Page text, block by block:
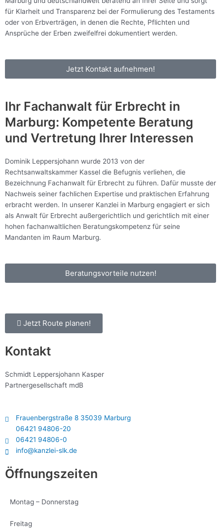
für Klarheit und Transparenz bei der Formulierung des Testaments
oder von Erbverträgen, in denen die Rechte, Pflichten und
Ansprüche der Erben zweifelfrei dokumentiert werden.
Jetzt Kontakt aufnehmen!
Ihr Fachanwalt für Erbrecht in
Marburg: Kompetente Beratung
und Vertretung Ihrer Interessen
Dominik Leppersjohann wurde 2013 von der
Rechtsanwaltskammer Kassel die Befugnis verliehen, die
Bezeichnung Fachanwalt für Erbrecht zu führen. Dafür musste der
Nachweis seiner fachlichen Expertise und praktischen Erfahrung
erbracht werden. In unserer Kanzlei in Marburg engagiert er sich
als Anwalt für Erbrecht außergerichtlich und gerichtlich mit einer
hohen fachanwaltlichen Beratungskompetenz für seine
Mandanten im Raum Marburg.
Beratungsvorteile nutzen!
Jetzt Route planen!
Kontakt
Schmidt Leppersjohann Kasper
Partnergesellschaft mdB
Frauenbergstraße 8 35039 Marburg
06421 94806-20
06421 94806-0
info@kanzlei-slk.de
Öffnungszeiten
Montag – Donnerstag
Freitag